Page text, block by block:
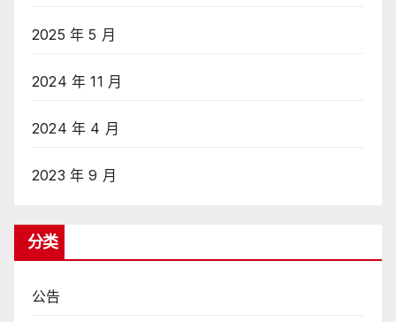
2025 年 5 月
2024 年 11 月
2024 年 4 月
2023 年 9 月
分类
公告